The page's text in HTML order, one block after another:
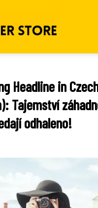
Headline in
Tajemství
odhaleno!